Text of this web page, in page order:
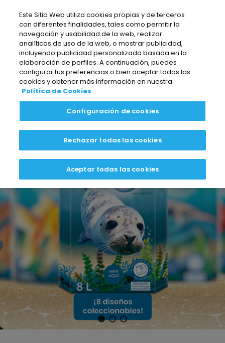
incluye
sistema
Este Sitio Web utiliza cookies propias y de terceros
con diferentes finalidades, tales como permitir la
navegación y usabilidad de la web, realizar
analíticas de uso de la web, o mostrar publicidad,
incluyendo publicidad personalizada basada en la
elaboración de perfiles. A continuación, puedes
configurar tus preferencias o bien aceptar todas las
cookies y obtener más información en nuestra
Política de Cookies
Configuración de cookies
Rechazar todas las cookies
Aceptar todas las cookies